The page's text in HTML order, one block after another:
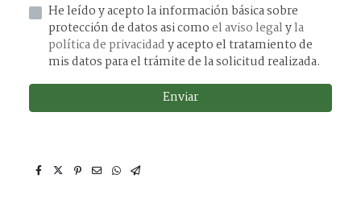
He leído y acepto la información básica sobre
protección de datos asi comoel aviso legalyla
política de privacidady acepto el tratamiento de
mis datos para el trámite de la solicitud realizada.
Enviar